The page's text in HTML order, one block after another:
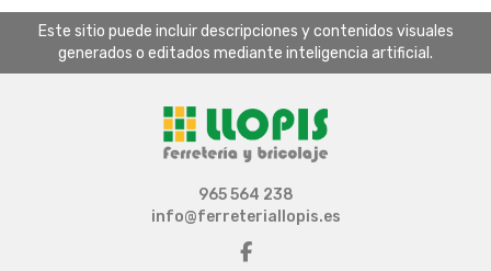
Este sitio puede incluir descripciones y contenidos visuales
generados o editados mediante inteligencia artificial.
965 564 238
info@ferreteriallopis.es